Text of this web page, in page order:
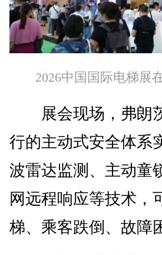
2026中国国际电梯展
展会现场，弗朗
行的主动式安全体系
波雷达监测、主动童
网远程响应等技术，
梯、乘客跌倒、故障